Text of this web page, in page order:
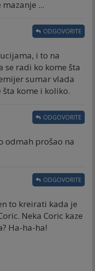
...
i to na
se radi ko kome šta
sumar vlada
kome i koliko.
ODGOVORITE
odmah prošao na
ODGOVORITE
to kreirati kada je
Neka Coric kaze
Ha-ha-ha!
ODGOVORITE